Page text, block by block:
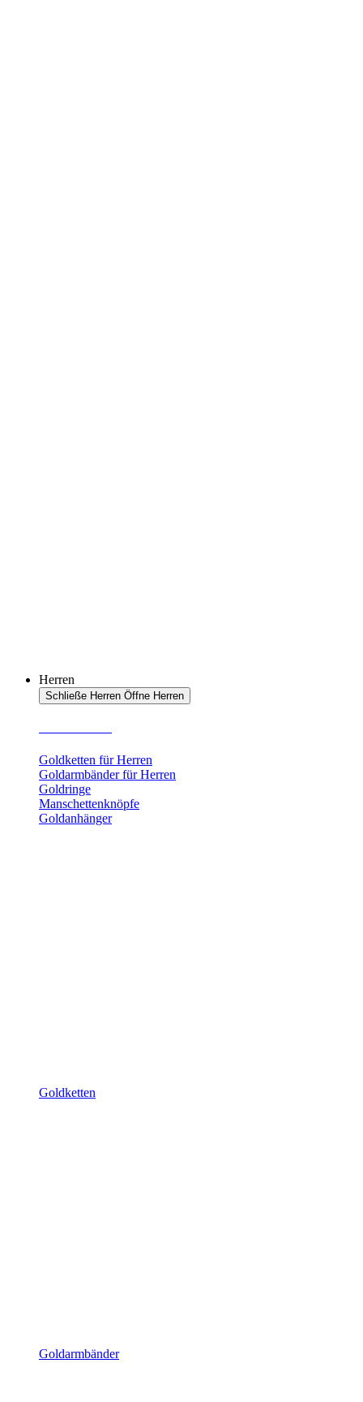
Herren
Schließe Herren Öffne Herren
Goldketten für Herren
Goldarmbänder für Herren
Goldringe
Manschettenknöpfe
Goldanhänger
Goldketten
Goldarmbänder